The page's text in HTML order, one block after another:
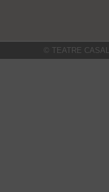
© TEATRE